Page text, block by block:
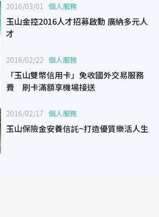
2016/03/01 個人服務
玉山金控2016人才招募啟動 廣納多元人
才
2016/02/22 個人服務
「玉山雙幣信用卡」免收國外交易服務
費 刷卡滿額享機場接送
2016/02/17 個人服務
玉山保險金安養信託~打造優質樂活人生